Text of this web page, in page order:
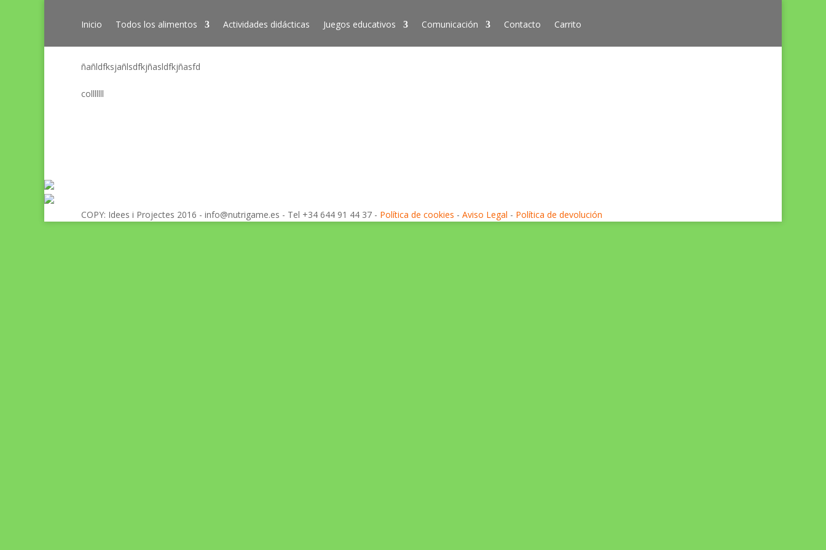
Inicio Todos los alimentos Actividades didácticas Juegos educativos Comunicación Contacto Carrito
ñañldfksjañlsdfkjñasldfkjñasfd
colllllll
COPY: Idees i Projectes 2016 - info@nutrigame.es - Tel +34 644 91 44 37 - Política de cookies - Aviso Legal - Política de devolución